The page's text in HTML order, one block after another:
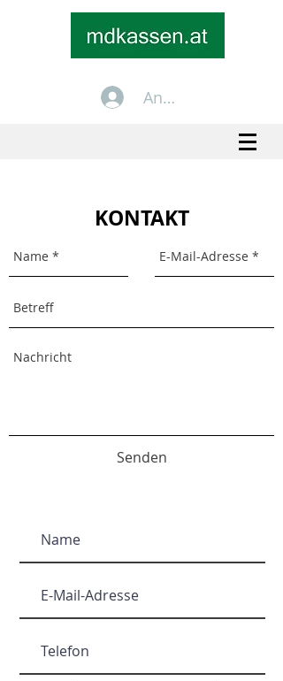
Anmelden
KONTAKT
Senden